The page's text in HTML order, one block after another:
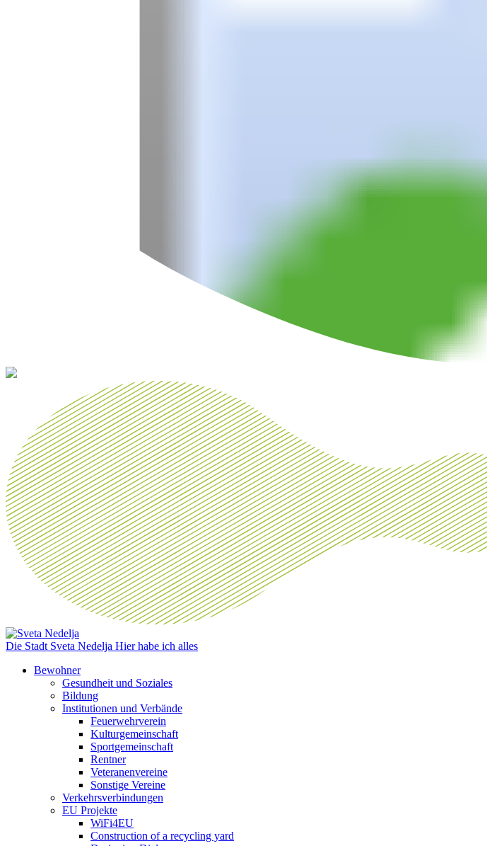
Die Stadt Sveta Nedelja Hier habe ich alles
Bewohner
Gesundheit und Soziales
Bildung
Institutionen und Verbände
Feuerwehrverein
Kulturgemeinschaft
Sportgemeinschaft
Rentner
Veteranenvereine
Sonstige Vereine
Verkehrsverbindungen
EU Projekte
WiFi4EU
Construction of a recycling yard